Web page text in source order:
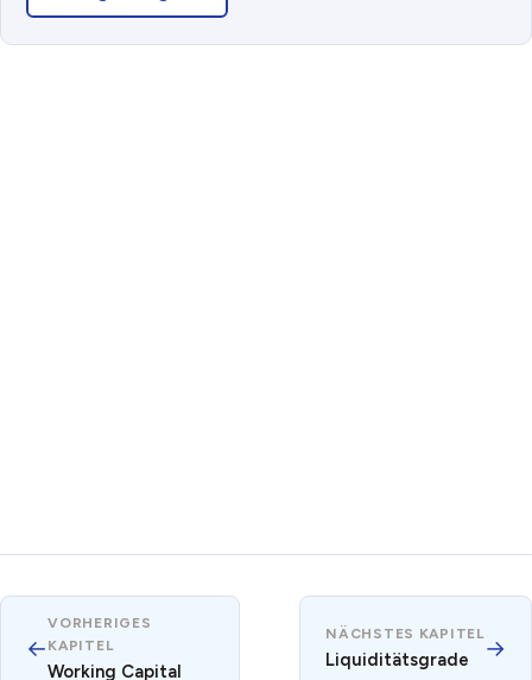
←
VORHERIGES
KAPITEL
Working Capital
NÄCHSTES KAPITEL
Liquiditätsgrade →